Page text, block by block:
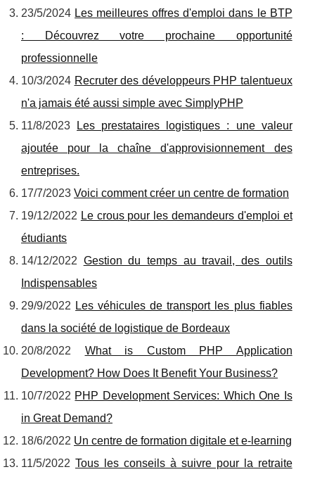
23/5/2024 Les meilleures offres d'emploi dans le BTP
: Découvrez votre prochaine opportunité
professionnelle
10/3/2024 Recruter des développeurs PHP talentueux
n'a jamais été aussi simple avec SimplyPHP
11/8/2023
Les prestataires logistiques : une valeur
ajoutée pour la chaîne d'approvisionnement des
entreprises.
17/7/2023 Voici comment créer un centre de formation
19/12/2022 Le crous pour les demandeurs d'emploi et
étudiants
14/12/2022 Gestion du temps au travail, des outils
Indispensables
29/9/2022 Les véhicules de transport les plus fiables
dans la société de logistique de Bordeaux
20/8/2022 What is Custom PHP Application
Development? How Does It Benefit Your Business?
10/7/2022 PHP Development Services: Which One Is
in Great Demand?
18/6/2022 Un centre de formation digitale et e-learning
11/5/2022 Tous les conseils à suivre pour la retraite